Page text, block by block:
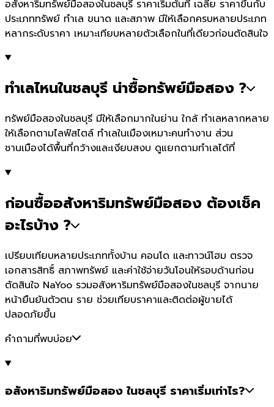
อสังหาริมทรัพย์มือสองในชลบุรี ราคาเริ่มต้นที่ เฉลี่ย ราคาขึ้นกับ
ประเภททรัพย์ ทำเล ขนาด และสภาพ มีให้เลือกครบหลายประเภท
หลากระดับราคา เหมาะเทียบหลายตัวเลือกในที่เดียวก่อนตัดสินใจ
ทำเลไหนในชลบุรี น่าซื้อทรัพย์มือสอง ?
ทรัพย์มือสองในชลบุรี มีให้เลือกมากในย่าน ใกล้ ทำเลหลากหลาย
ให้เลือกตามไลฟ์สไตล์ ทำเลในเมืองเหมาะคนทำงาน ส่วน
ชานเมืองได้พื้นที่กว้างและเงียบสงบ ดูแยกตามทำเลได้ที่
ก่อนซื้ออสังหาริมทรัพย์มือสอง ต้องเช็ค
อะไรบ้าง ?
เปรียบเทียบหลายประเภททั้งบ้าน คอนโด และทาวน์โฮม ตรวจ
เอกสารสิทธิ์ สภาพทรัพย์ และค่าใช้จ่ายวันโอนให้รอบด้านก่อน
ตัดสินใจ NaYoo รวมอสังหาริมทรัพย์มือสองในชลบุรี จากนาย
หน้ายืนยันตัวตน ราย ช่วยเทียบราคาและติดต่อผู้ขายได้
ปลอดภัยขึ้น
คำถามที่พบบ่อย
อสังหาริมทรัพย์มือสอง ในชลบุรี ราคาเริ่มเท่าไร?